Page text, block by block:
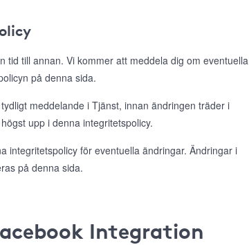
tid till annan. Vi kommer att meddela dig om eventuella
på denna sida.
meddelande i Tjänst, innan ändringen träder i
upp i denna integritetspolicy.
integritetspolicy för eventuella ändringar. Ändringar i
på denna sida.
Integration